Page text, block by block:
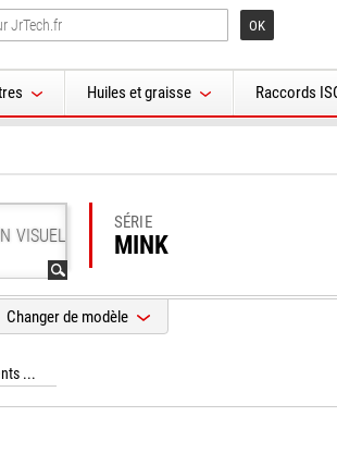
Huiles et graisse Raccords
VISUEL
SÉRIE
MINK
Changer de modèle
...